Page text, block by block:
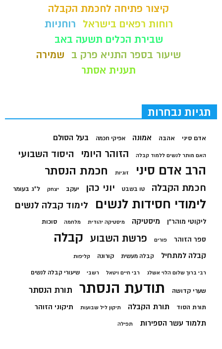
קיצור פתיחה לחכמת הקבלה
רוחות רפאים בישראל
רוחניות
שבירת הכלים תשעה באב
שיעור בספר התניא פרק ב
שמירה
תענית אסתר
תגיות נבחרות
אדם סיני אהבה אמונה אפיקי חכמה בעל הסולם
האם מותר לנשים ללמוד קבלה הזוהר היומי היסוד השבועי
הרב אדם סיני זוגיות חכמת הנסתר
חכמת הקבלה טו בשבט יוני כהן יעקב יצחק ל"ג בעומר
לימודי חסידות לנשים לימוד קבלה לנשים
ליקוטי מוהר"ן מיסטיקה מיסטיקה יהודית מלחמה סוכות
ספר הזוהר פורים פרשת השבוע קבלה
קבלה למתחיל קבלה מעשית קורונה קליפות
רבי ברוך שלום הלוי אשלג רבי חיים ויטאל רשבי שיעורי קבלה לנשים
שערי קדושה תודעת הנסתר תורת הנסתר
תורת הסוד תורת הקבלה תיקון ליל שבועות תיקוני הזוהר
תלמוד עשר הספירות תפילה